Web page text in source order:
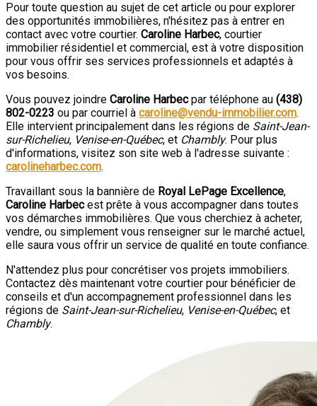
Pour toute question au sujet de cet article ou pour explorer
des opportunités immobilières, n'hésitez pas à entrer en
contact avec votre courtier. Caroline Harbec, courtier
immobilier résidentiel et commercial, est à votre disposition
pour vous offrir ses services professionnels et adaptés à
vos besoins.
Vous pouvez joindre Caroline Harbecpar téléphone au (438)
802-0223 ou par courriel à caroline@vendu-immobilier.com.
Elle intervient principalement dans les régions de Saint-Jean-
sur-Richelieu, Venise-en-Québec, et Chambly. Pour plus
d'informations, visitez son site web à l'adresse suivante :
carolineharbec.com.
Travaillant sous la bannière de Royal LePage Excellence,
Caroline Harbecest prête à vous accompagner dans toutes
vos démarches immobilières. Que vous cherchiez à acheter,
vendre, ou simplement vous renseigner sur le marché actuel,
elle saura vous offrir un service de qualité en toute confiance.
N'attendez plus pour concrétiser vos projets immobiliers.
Contactez dès maintenant votre courtier pour bénéficier de
conseils et d'un accompagnement professionnel dans les
régions de Saint-Jean-sur-Richelieu, Venise-en-Québec, et
Chambly.